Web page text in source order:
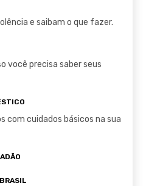
e saibam o que fazer.
você precisa saber seus
com cuidados básicos na sua